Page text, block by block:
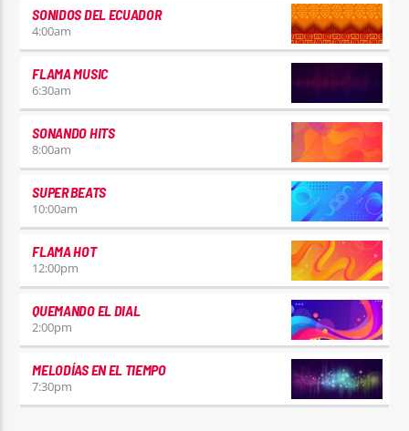
SONIDOS DEL ECUADOR
4:00am
FLAMA MUSIC
6:30am
SONANDO HITS
8:00am
SUPER BEATS
10:00am
FLAMA HOT
12:00pm
QUEMANDO EL DIAL
2:00pm
MELODÍAS EN EL TIEMPO
7:30pm